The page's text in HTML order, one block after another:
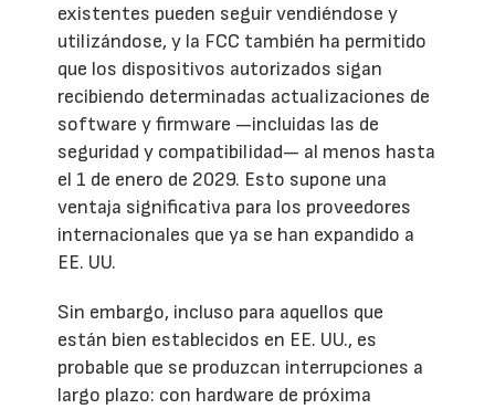
existentes pueden seguir vendiéndose y
utilizándose, y la FCC también ha permitido
que los dispositivos autorizados sigan
recibiendo determinadas actualizaciones de
software y firmware —incluidas las de
seguridad y compatibilidad— al menos hasta
el 1 de enero de 2029. Esto supone una
ventaja significativa para los proveedores
internacionales que ya se han expandido a
EE. UU.
Sin embargo, incluso para aquellos que
están bien establecidos en EE. UU., es
probable que se produzcan interrupciones a
largo plazo: con hardware de próxima